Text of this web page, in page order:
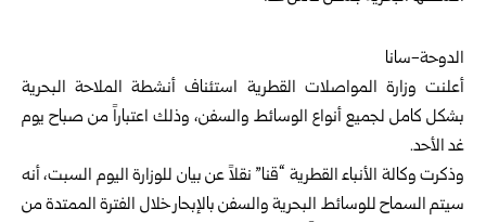
الدوحة-سانا
أعلنت وزارة المواصلات القطرية استئناف أنشطة الملاحة البحرية
بشكل كامل لجميع أنواع الوسائط والسفن، وذلك اعتباراً من صباح يوم
غد الأحد.
وذكرت وكالة الأنباء القطرية “قنا” نقلاً عن بيان للوزارة اليوم السبت، أنه
سيتم السماح للوسائط البحرية والسفن بالإبحار خلال الفترة الممتدة من